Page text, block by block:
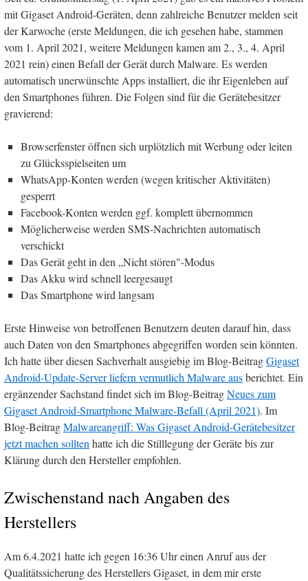
mit Gigaset Android-Geräten, denn zahlreiche Benutzer melden seit
der Karwoche (erste Meldungen, die ich gesehen habe, stammen
vom 1. April 2021, weitere Meldungen kamen am 2., 3., 4. April
2021 rein) einen Befall der Gerät durch Malware. Es werden
automatisch unerwünschte Apps installiert, die ihr Eigenleben auf
den Smartphones führen. Die Folgen sind für die Gerätebesitzer
gravierend:
Browserfenster öffnen sich urplötzlich mit Werbung oder leiten
zu Glücksspielseiten um
WhatsApp-Konten werden (wegen kritischer Aktivitäten)
gesperrt
Facebook-Konten werden ggf. komplett übernommen
Möglicherweise werden SMS-Nachrichten automatisch
verschickt
Das Gerät geht in den „Nicht stören"-Modus
Das Akku wird schnell leergesaugt
Das Smartphone wird langsam
Erste Hinweise von betroffenen Benutzern deuten darauf hin, dass
auch Daten von den Smartphones abgegriffen worden sein könnten.
Ich hatte über diesen Sachverhalt ausgiebig im Blog-BeitragGigaset
Android-Update-Server liefern vermutlich Malware ausberichtet. Ein
ergänzender Sachstand findet sich im Blog-BeitragNeues zum
Gigaset Android-Smartphone Malware-Befall (April 2021). Im
Blog-BeitragMalwareangriff: Was Gigaset Android-Gerätebesitzer
jetzt machen solltenhatte ich die Stilllegung der Geräte bis zur
Klärung durch den Hersteller empfohlen.
Zwischenstand nach Angaben des
Herstellers
Am 6.4.2021 hatte ich gegen 16:36 Uhr einen Anruf aus der
Qualitätssicherung des Herstellers Gigaset, in dem mir erste